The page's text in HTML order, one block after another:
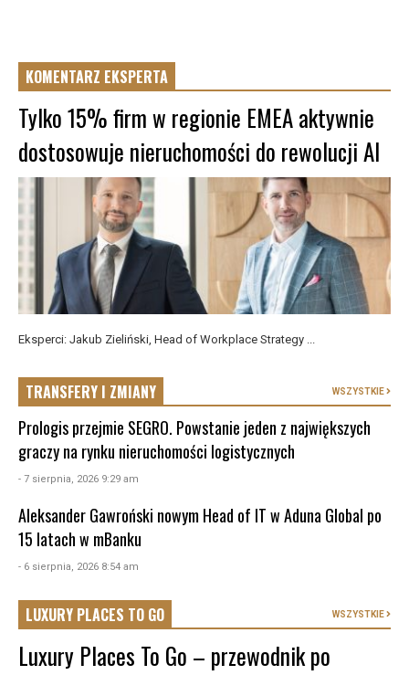
KOMENTARZ EKSPERTA
Tylko 15% firm w regionie EMEA aktywnie
dostosowuje nieruchomości do rewolucji AI
Eksperci: Jakub Zieliński, Head of Workplace Strategy ...
TRANSFERY I ZMIANY WSZYSTKIE
Prologis przejmie SEGRO. Powstanie jeden z największych
graczy na rynku nieruchomości logistycznych
- 7 sierpnia, 2026 9:29 am
Aleksander Gawroński nowym Head of IT w Aduna Global po
15 latach w mBanku
- 6 sierpnia, 2026 8:54 am
LUXURY PLACES TO GO WSZYSTKIE
Luxury Places To Go – przewodnik po